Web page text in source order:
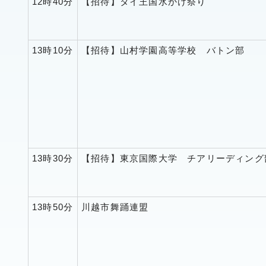
13時10分 【招待】山村学園高等学校 バトン部
13時30分 【招待】東京国際大学 チアリーディング
13時50分 川越市舞踊連盟